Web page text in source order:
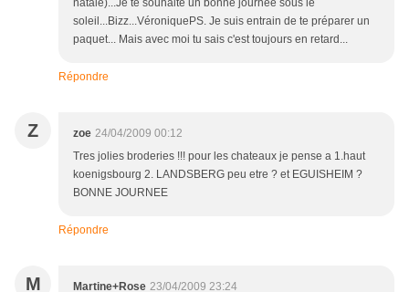
natale)...Je te souhaite un bonne journée sous le
soleil...Bizz...VéroniquePS. Je suis entrain de te préparer un
paquet... Mais avec moi tu sais c'est toujours en retard...
Répondre
Z zoe 24/04/2009 00:12
Tres jolies broderies !!! pour les chateaux je pense a 1.haut
koenigsbourg 2. LANDSBERG peu etre ? et EGUISHEIM ?
BONNE JOURNEE
Répondre
M Martine+Rose 23/04/2009 23:24